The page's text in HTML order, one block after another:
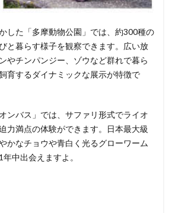
した「多摩動物公園」では、約300種の
と暮らす様子を観察できます。広い放
やチンパンジー、ゾウなど群れで暮ら
育するダイナミックな展示が特徴で
ンバス」では、サファリ形式でライオ
力満点の体験ができます。日本最大級
かなチョウや青白く光るグローワーム
中出会えますよ。